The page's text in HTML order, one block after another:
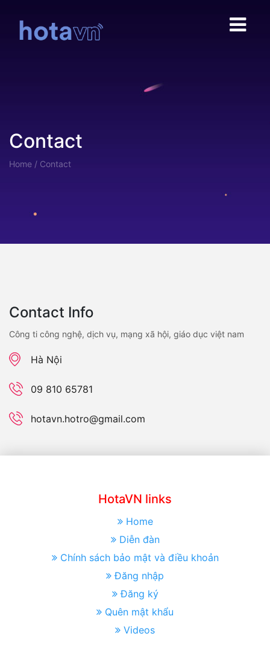
Contact
Home / Contact
Contact Info
Công ti công nghệ, dịch vụ, mạng xã hội, giáo dục việt nam
Hà Nội
09 810 65781
hotavn.hotro@gmail.com
HotaVN links
Home
Diễn đàn
Chính sách bảo mật và điều khoản
Đăng nhập
Đăng ký
Quên mật khẩu
Videos